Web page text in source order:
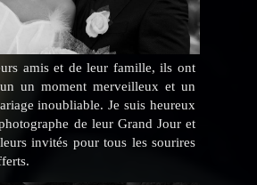
amis et de leur famille, ils ont
un moment merveilleux et un
inoubliable. Je suis heureux
de leur Grand Jour et
invités pour tous les sourires